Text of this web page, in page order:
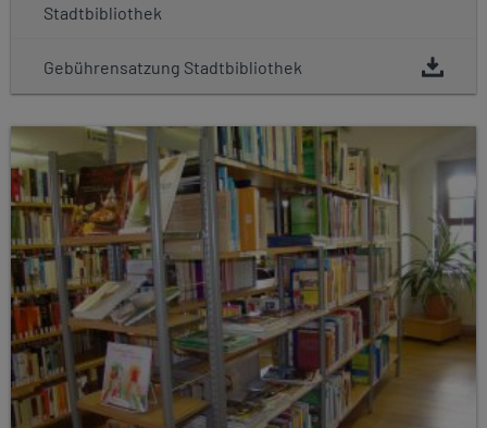
Stadtbibliothek
Gebührensatzung Stadtbibliothek